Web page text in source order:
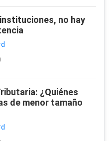
no hay
¿Quiénes
de menor tamaño